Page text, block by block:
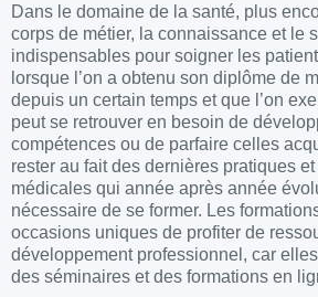
Dans le domaine de la santé, plus
corps de métier, la connaissance et le
indispensables pour soigner les
lorsque l’on a obtenu son diplôme de
depuis un certain temps et que l’on
peut se retrouver en besoin de
compétences ou de parfaire celles
rester au fait des dernières pratiques
médicales qui année après année
nécessaire de se former. Les
occasions uniques de profiter de
développement professionnel, car
des séminaires et des formations en